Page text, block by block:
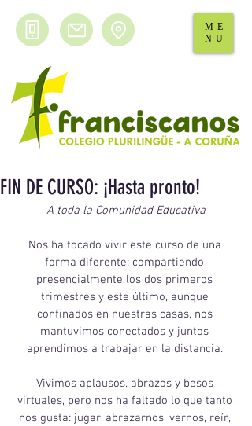
ME
NU
FIN DE CURSO: ¡Hasta pronto!
A toda la Comunidad Educativa
Nos ha tocado vivir este curso de una
forma diferente: compartiendo
presencialmente los dos primeros
trimestres y este último, aunque
confinados en nuestras casas, nos
mantuvimos conectados y juntos
aprendimos a trabajar en la distancia.
Vivimos aplausos, abrazos y besos
virtuales, pero nos ha faltado lo que tanto
nos gusta: jugar, abrazarnos, vernos, reír,